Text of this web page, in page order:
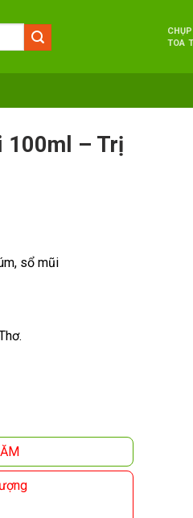
TOA
100ml – Trị
sổ mũi